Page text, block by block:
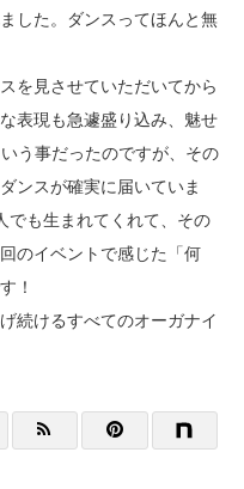
した。ダンスってほんと無
を見させていただいてから
表現も急遽盛り込み、魅せ
う事だったのですが、その
ンスが確実に届いていま
でも生まれてくれて、その
のイベントで感じた「何
！
続けるすべてのオーガナイ